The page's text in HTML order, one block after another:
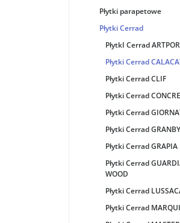
Płytki parapetowe
Płytki Cerrad
PłytkI Cerrad
Płytki Cerrad
Płytki Cerrad CLIF
Płytki Cerrad
Płytki Cerrad
Płytki Cerrad GRANBY
Płytki Cerrad GRAPIA
Płytki Cerrad
WOOD
Płytki Cerrad
Płytki Cerrad